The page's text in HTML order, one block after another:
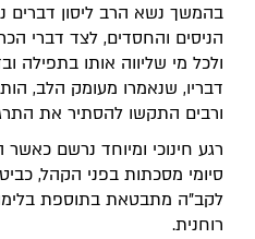
בהמשך נשא הרב ליסון דברים
הניסים והחסדים, לצד דברי
ולכל מי שליווה אותו בתפילה
דבריו, שנאמרו מעומק הלב,
ורבים התקשו להסתיר את
רגע חינוכי ומיוחד נרשם כאשר
סיומי מסכתות בפני הקהל,
לקב"ה מתבטאת בתוספת
רוחנית.